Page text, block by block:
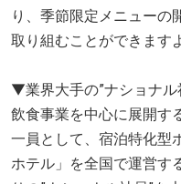
り、季節限定メニューの
取り組むことができます
▼業界大手の”ナショナル
飲食事業を中心に展開す
一員として、宿泊特化型
ホテル」を全国で運営す